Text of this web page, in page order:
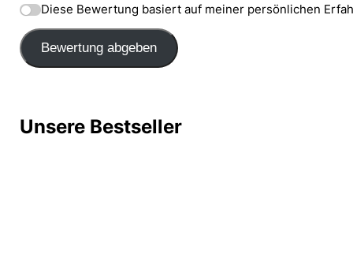
Diese Bewertung basiert auf meiner persönlichen
Bewertung abgeben
Unsere Bestseller